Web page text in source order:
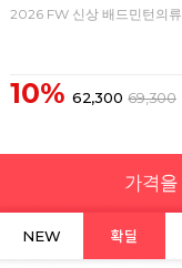
2026 FW 신상 배드민턴의류
10% 62,300 69,300
NEW 확딜